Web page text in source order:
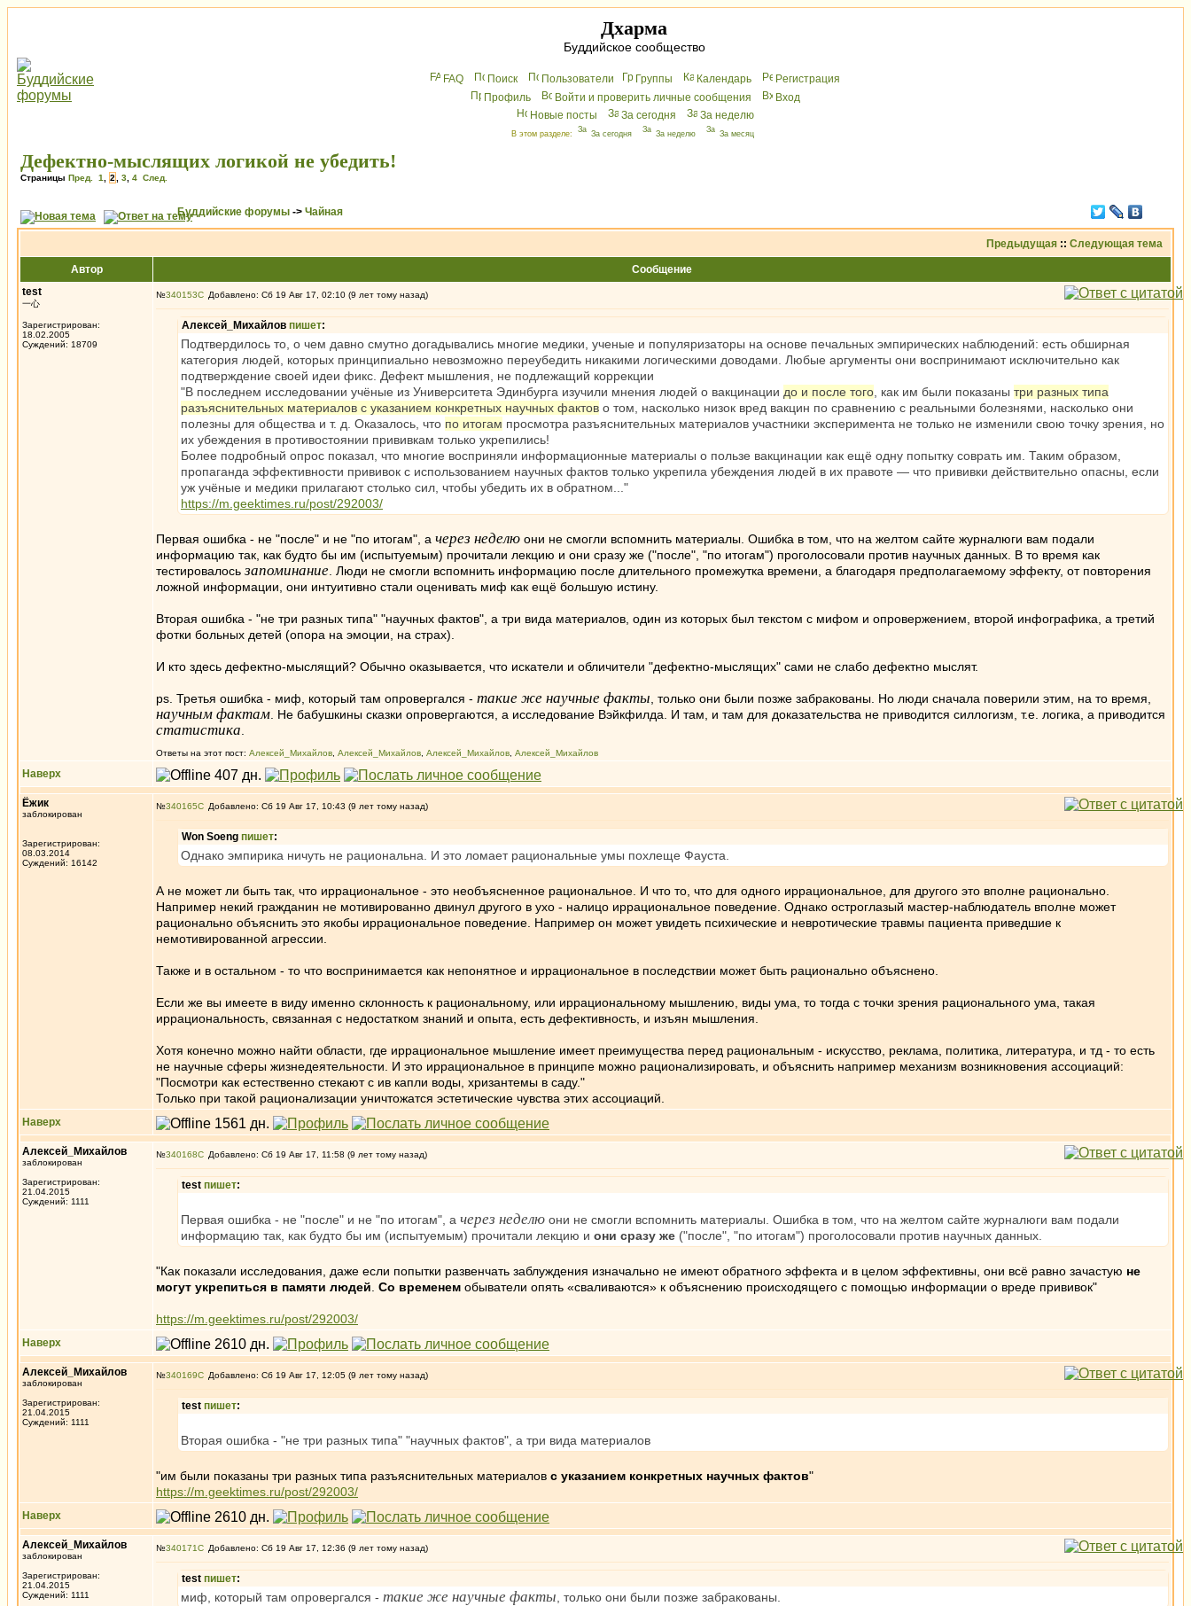
Дхарма
Буддийское сообщество
FAQ Поиск Пользователи Группы Календарь
Peгиcтрaция
Профиль
Войти и проверить личные сообщения
Вхoд
Новые посты
За сегодня За неделю
В этом разделе: За сегодня За неделю За месяц
Дефектно-мыслящих логикой не убедить!
Страницы Пред. 1 2 3 4 След.
Буддийские форумы -> Чайная
Предыдущая :: Следующая тема
Автор
Сообщение
test
一心
Зарегистрирован:
18.02.2005
Суждений: 18709
№340153 Добавлено: Сб 19 Авг 17, 02:10 (9 лет тому назад)
Алексей_Михайлов пишет:
Подтвердилось то, о чем давно смутно догадывались многие медики, ученые и популяризаторы на основе печальных эмпирических наблюдений: есть обширная
категория людей, которых принципиально невозможно переубедить никакими логическими доводами. Любые аргументы они воспринимают исключительно как
подтверждение своей идеи фикс. Дефект мышления, не подлежащий коррекции
"В последнем исследовании учёные из Университета Эдинбурга изучили мнения людей о вакцинации до и после того , как им были показаны три разных типа
разъяснительных материалов с указанием конкретных научных фактов о том, насколько низок вред вакцин по сравнению с реальными болезнями, насколько они
полезны для общества и т. д. Оказалось, что по итогам просмотра разъяснительных материалов участники эксперимента не только не изменили свою точку зрения, но
их убеждения в противостоянии прививкам только укрепились!
Более подробный опрос показал, что многие восприняли информационные материалы о пользе вакцинации как ещё одну попытку соврать им. Таким образом,
пропаганда эффективности прививок с использованием научных фактов только укрепила убеждения людей в их правоте — что прививки действительно опасны, если
уж учёные и медики прилагают столько сил, чтобы убедить их в обратном..."
https://m.geektimes.ru/post/292003/
Первая ошибка - не "после" и не "по итогам", а через неделю они не смогли вспомнить материалы. Ошибка в том, что на желтом сайте журналюги вам подали
информацию так, как будто бы им (испытуемым) прочитали лекцию и они сразу же ("после", "по итогам") проголосовали против научных данных. В то время как
тестировалосьзапоминание . Люди не смогли вспомнить информацию после длительного промежутка времени, а благодаря предполагаемому эффекту, от повторения
ложной информации, они интуитивно стали оценивать миф как ещё большую истину.
Вторая ошибка - "не три разных типа" "научных фактов", а три вида материалов, один из которых был текстом с мифом и опровержением, второй инфографика, а третий
фотки больных детей (опора на эмоции, на страх).
И кто здесь дефектно-мыслящий? Обычно оказывается, что искатели и обличители "дефектно-мыслящих" сами не слабо дефектно мыслят.
ps. Третья ошибка - миф, который там опровергался - такие же научные факты , только они были позже забракованы. Но люди сначала поверили этим, на то время,
научным фактам . Не бабушкины сказки опровергаются, а исследование Вэйкфилда. И там, и там для доказательства не приводится силлогизм, т.е. логика, а приводится
статистика
Ответы на этот пост: Алексей_Михайлов Алексей_Михайлов Алексей_Михайлов Алексей_Михайлов
Наверх
Ёжик
заблокирован
Зарегистрирован:
08.03.2014
Суждений: 16142
№340165 Добавлено: Сб 19 Авг 17, 10:43 (9 лет тому назад)
Won Soeng пишет:
Однако эмпирика ничуть не рациональна. И это ломает рациональные умы похлеще Фауста.
А не может ли быть так, что иррациональное - это необъясненное рациональное. И что то, что для одного иррациональное, для другого это вполне рационально.
Например некий гражданин не мотивированно двинул другого в ухо - налицо иррациональное поведение. Однако остроглазый мастер-наблюдатель вполне может
рационально объяснить это якобы иррациональное поведение. Например он может увидеть психические и невротические травмы пациента приведшие к
немотивированной агрессии.
Также и в остальном - то что воспринимается как непонятное и иррациональное в последствии может быть рационально объяснено.
Если же вы имеете в виду именно склонность к рациональному, или иррациональному мышлению, виды ума, то тогда с точки зрения рационального ума, такая
иррациональность, связанная с недостатком знаний и опыта, есть дефективность, и изъян мышления.
Хотя конечно можно найти области, где иррациональное мышление имеет преимущества перед рациональным - искусство, реклама, политика, литература, и тд - то есть
не научные сферы жизнедеятельности. И это иррациональное в принципе можно рационализировать, и объяснить например механизм возникновения ассоциаций:
"Посмотри как естественно стекают с ив капли воды, хризантемы в саду."
Только при такой рационализации уничтожатся эстетические чувства этих ассоциаций.
Наверх
Алексей_Михайлов
заблокирован
Зарегистрирован:
21.04.2015
Суждений: 1111
№340168 Добавлено: Сб 19 Авг 17, 11:58 (9 лет тому назад)
test пишет:
Первая ошибка - не "после" и не "по итогам", а через неделю они не смогли вспомнить материалы. Ошибка в том, что на желтом сайте журналюги вам подали
информацию так, как будто бы им (испытуемым) прочитали лекцию и они сразу же ("после", "по итогам") проголосовали против научных данных.
"Как показали исследования, даже если попытки развенчать заблуждения изначально не имеют обратного эффекта и в целом эффективны, они всё равно зачастую не
могут укрепиться в памяти людей Со временем обыватели опять «сваливаются» к объяснению происходящего с помощью информации о вреде прививок"
https://m.geektimes.ru/post/292003/
Наверх
Алексей_Михайлов
заблокирован
Зарегистрирован:
21.04.2015
Суждений: 1111
№340169 Добавлено: Сб 19 Авг 17, 12:05 (9 лет тому назад)
test пишет:
Вторая ошибка - "не три разных типа" "научных фактов", а три вида материалов
"им были показаны три разных типа разъяснительных материалов с указанием конкретных научных фактов"
https://m.geektimes.ru/post/292003/
Наверх
Алексей_Михайлов
заблокирован
Зарегистрирован:
21.04.2015
Суждений: 1111
№340171 Добавлено: Сб 19 Авг 17, 12:36 (9 лет тому назад)
test пишет:
миф, который там опровергался - такие же научные факты , только они были позже забракованы.